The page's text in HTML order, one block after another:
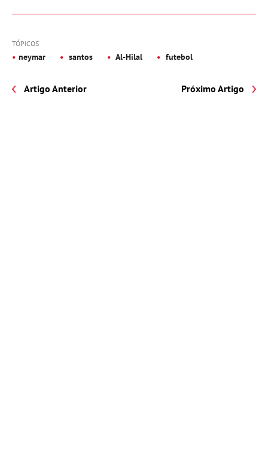
TÓPICOS
neymar santos Al-Hilal futebol
Artigo Anterior Próximo Artigo